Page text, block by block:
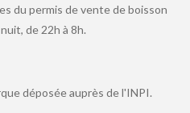
du permis de vente de boisson
de 22h à 8h.
déposée auprès de l'INPI.